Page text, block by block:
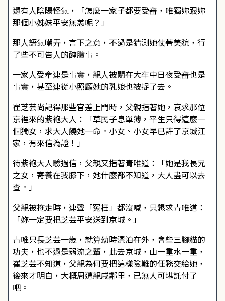
還有人陰陽怪氣，「怎麼一家子都要受審，唯獨妳跟妳
那個小姊妹平安無恙呢？」
那人語氣嘲弄，言下之意，不過是猜測她仗著美貌，行
了些不可告人的醃臢事。
一家人受牽連是事實，親人被關在大牢中日夜受審也是
事實，甚至連從小照顧她的乳娘也被捉了去。
崔芝芸尚記得那些官差上門時，父親指著她，哀求那位
京裡來的紫袍大人：「草民子息單薄，平生只得這麼一
個獨女，求大人饒她一命。小女、小女早已許了京城江
家，有來信為證！」
待紫袍大人驗過信，父親又指著青唯道：「她是我長兄
之女，寄養在我膝下，她什麼都不知道，大人盡可以去
查。」
父親被拖走時，連聲「冤枉」都沒喊，只懇求青唯道：
「妳一定要把芝芸平安送到京城。」
青唯只長芝芸一歲，就算幼時漂泊在外，會些三腳貓的
功夫，也不過是弱流之輩，此去京城，山一重水一重，
崔芝芸不知道，父親為何要把這樣險難的任務交給她，
後來才明白，大概周遭親戚鄰里，已無人可堪託付了
吧。